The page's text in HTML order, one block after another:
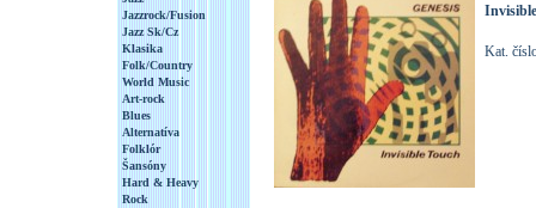
Jazzrock/Fusion
Jazz Sk/Cz
Klasika
Folk/Country
World Music
Art-rock
Blues
Alternatíva
Folklór
Šansóny
Hard & Heavy
Rock
Kat.